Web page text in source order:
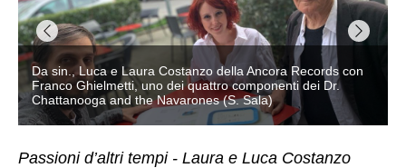
Da sin., Luca e Laura Costanzo della Ancora Records con
Franco Ghielmetti, uno dei quattro componenti dei Dr.
Chattanooga and the Navarones (S. Sala)
Passioni d’altri tempi - Laura e Luca Costanzo